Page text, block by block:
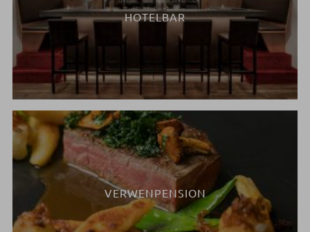
HOTELBAR
VERWENPENSION